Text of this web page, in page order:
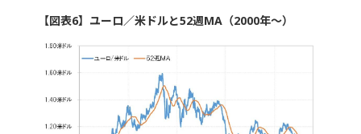
【図表6】ユーロ／米ドルと52週MA（2000年～）